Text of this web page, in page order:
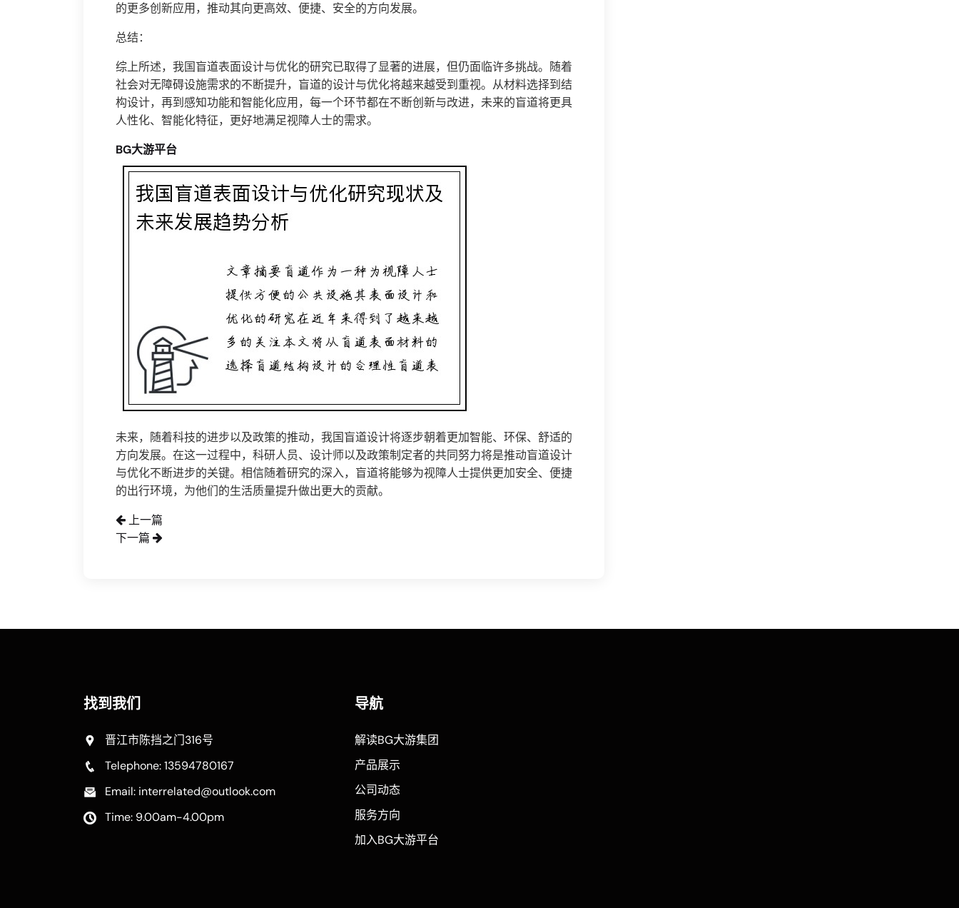
的更多创新应用，推动其向更高效、便捷、安全的方向发展。
总结：
综上所述，我国盲道表面设计与优化的研究已取得了显著的进展，但仍面临许多挑战。随着
社会对无障碍设施需求的不断提升，盲道的设计与优化将越来越受到重视。从材料选择到结
构设计，再到感知功能和智能化应用，每一个环节都在不断创新与改进，未来的盲道将更具
人性化、智能化特征，更好地满足视障人士的需求。
BG大游平台
未来，随着科技的进步以及政策的推动，我国盲道设计将逐步朝着更加智能、环保、舒适的
方向发展。在这一过程中，科研人员、设计师以及政策制定者的共同努力将是推动盲道设计
与优化不断进步的关键。相信随着研究的深入，盲道将能够为视障人士提供更加安全、便捷
的出行环境，为他们的生活质量提升做出更大的贡献。
上一篇
下一篇
找到我们
晋江市陈挡之门316号
Telephone: 13594780167
Email: interrelated@outlook.com
Time: 9.00am-4.00pm
导航
解读BG大游集团
产品展示
公司动态
服务方向
加入BG大游平台